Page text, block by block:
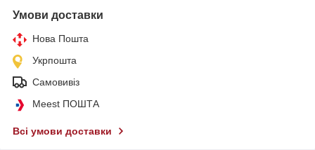
Умови доставки
Нова Пошта
Укрпошта
Самовивіз
Meest ПОШТА
Всі умови доставки